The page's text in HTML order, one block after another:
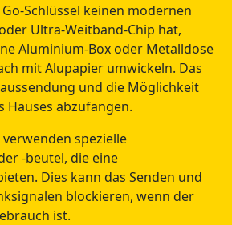
Schlüssel keinen modernen
Ultra-Weitband-Chip hat,
Aluminium-Box oder Metalldose
mit Alupapier umwickeln. Das
und die Möglichkeit
Hauses abzufangen.
spezielle
-beutel, die eine
Dies kann das Senden und
blockieren, wenn der
ist.